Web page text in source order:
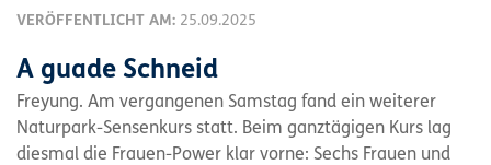
VERÖFFENTLICHT AM: 25.09.2025
A guade Schneid
Freyung. Am vergangenen Samstag fand ein weiterer
Naturpark-Sensenkurs statt. Beim ganztägigen Kurs lag
diesmal die Frauen-Power klar vorne: Sechs Frauen und